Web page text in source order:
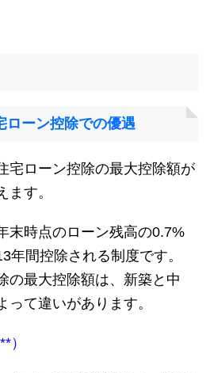
ローン控除での優遇
宅ローン控除の最大控除額が
ます。
末時点のローン残高の0.7%
年間控除される制度です。
の最大控除額は、新築と中
て違いがあります。
）